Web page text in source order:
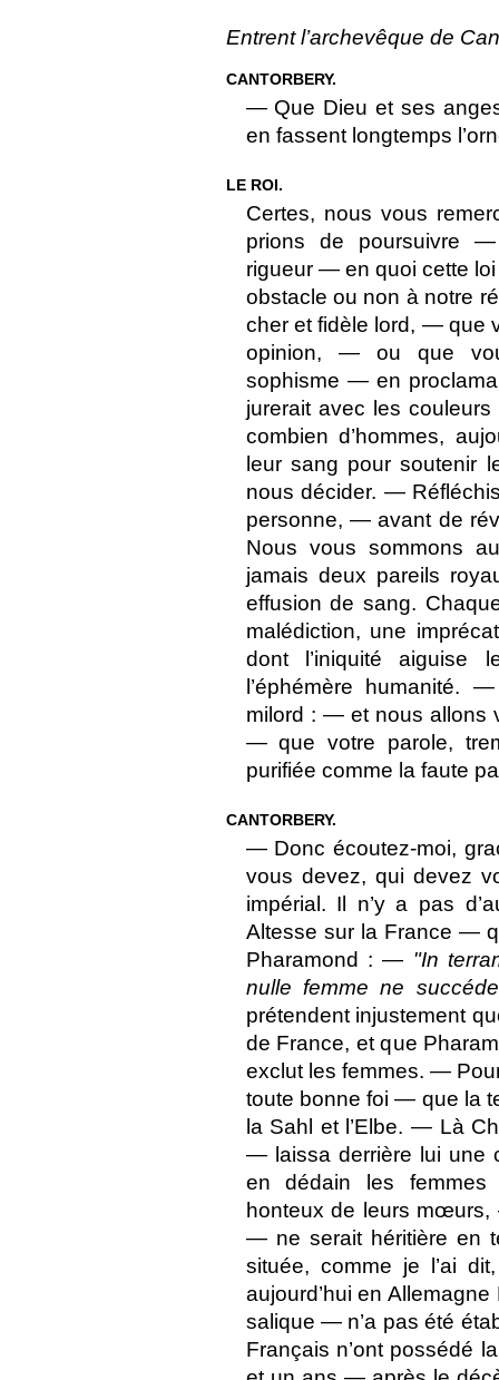
Entrent l’archevêque de
CANTORBERY.
— Que Dieu et ses
en fassent longtemps
LE ROI.
Certes, nous vous
prions de poursuivre —
rigueur — en quoi cette
obstacle ou non à notre
cher et fidèle lord, — que
opinion, — ou que
sophisme — en
jurerait avec les
combien d’hommes,
leur sang pour soutenir
nous décider. —
personne, — avant de
Nous vous sommons
jamais deux pareils
effusion de sang.
malédiction, une
dont l’iniquité
l’éphémère humanité.
milord : — et nous allons
— que votre parole,
purifiée comme la faute
CANTORBERY.
— Donc écoutez-moi,
vous devez, qui devez
impérial. Il n’y a pas
Altesse sur la France —
Pharamond : — "In
nulle femme ne
prétendent injustement
de France, et que
exclut les femmes. —
toute bonne foi — que la
la Sahl et l’Elbe. — Là
— laissa derrière lui une
en dédain les
honteux de leurs
— ne serait héritière en
située, comme je l’ai
aujourd’hui en
salique — n’a pas été
Français n’ont possédé